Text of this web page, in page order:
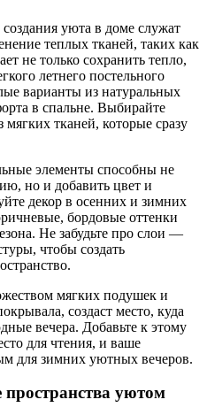
уюта в доме служат
теплых тканей, таких как
не только сохранить тепло,
летнего постельного
варианты из натуральных
в спальне. Выбирайте
тканей, которые сразу
элементы способны не
но и добавить цвет и
декор в осенних и зимних
бордовые оттенки
Не забудьте про слои —
чтобы создать
мягких подушек и
создаст место, куда
вечера. Добавьте к этому
для чтения, и ваше
для зимних уютных вечеров.
пространства уютом